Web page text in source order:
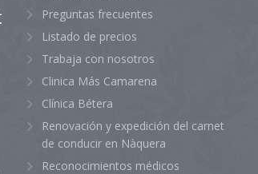
Preguntas frecuentes
Listado de precios
Trabaja con nosotros
Clinica Más Camarena
Clínica Bétera
Renovación y expedición del carnet
de conducir en Nàquera
Reconocimientos médicos